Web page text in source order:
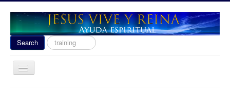
Search
Search
...
Toggle